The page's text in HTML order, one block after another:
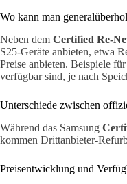
Wo kann man
Neben dem Certified Re-
S25-Geräte anbieten, etwa
Preise anbieten. Beispiele
verfügbar sind, je nach
Unterschiede zwischen
Während das Samsung
kommen Drittanbieter-
Preisentwicklung und